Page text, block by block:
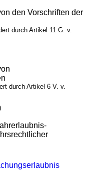
den Vorschriften der
durch Artikel 11 G. v.
durch Artikel 6 V. v.